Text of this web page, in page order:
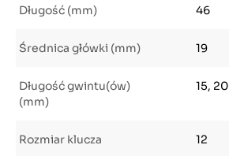
Długość (mm) 46
Średnica główki (mm) 19
Długość gwintu(ów)
(mm)
15, 20
Rozmiar klucza 12